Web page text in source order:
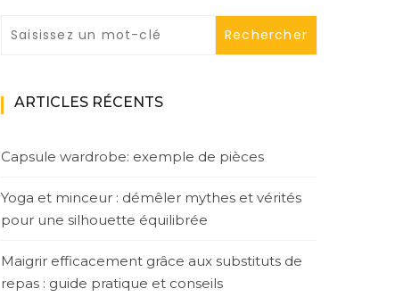
ARTICLES RÉCENTS
Capsule wardrobe: exemple de pièces
Yoga et minceur : démêler mythes et vérités
pour une silhouette équilibrée
Maigrir efficacement grâce aux substituts de
repas : guide pratique et conseils